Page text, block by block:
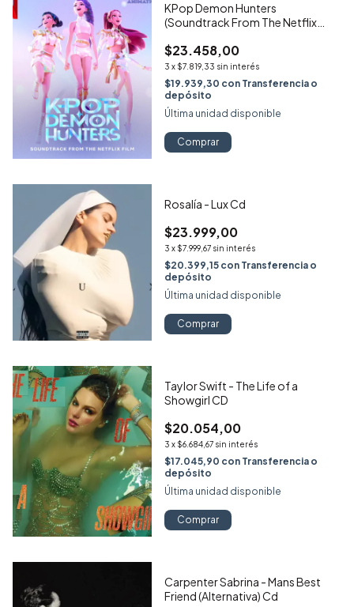
KPop Demon Hunters
(Soundtrack From The Netflix
$23.458,00
3 x $7.819,33 sin interés
$19.939,30 con Transferencia o
depósito
Última unidad disponible
Rosalía - Lux Cd
$23.999,00
3 x $7.999,67 sin interés
$20.399,15 con Transferencia o
depósito
Última unidad disponible
Comprar
Taylor Swift - The Life of a
Showgirl CD
$20.054,00
3 x $6.684,67 sin interés
$17.045,90 con Transferencia o
depósito
Última unidad disponible
Comprar
Carpenter Sabrina - Mans Best
Friend (Alternativa) Cd